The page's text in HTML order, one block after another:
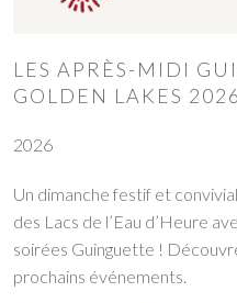
LES APRÈS-MIDI
GOLDEN LAKES 2026
2026
Un dimanche festif et
des Lacs de l’Eau d’Heure
soirées Guinguette !
prochains événements.